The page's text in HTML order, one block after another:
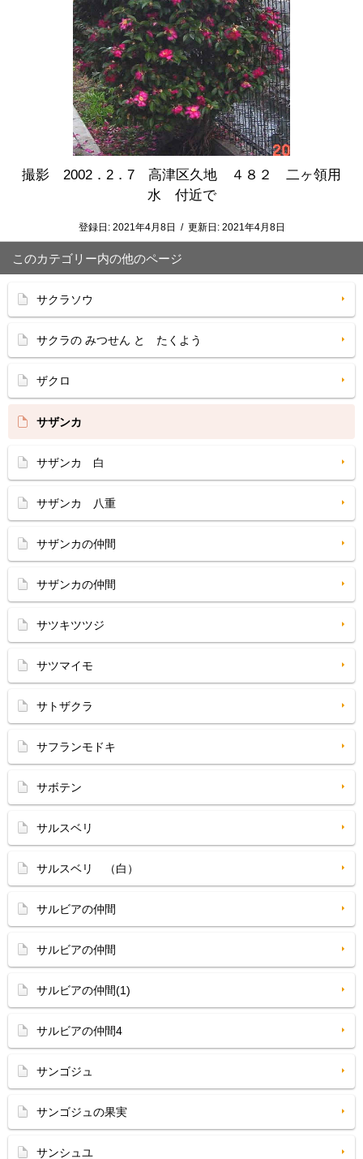
撮影 2002．2．7 高津区久地 ４８２ 二ヶ領用
水 付近で
登録日: 2021年4月8日 / 更新日: 2021年4月8日
このカテゴリー内の他のページ
サクラソウ
サクラの みつせん と たくよう
ザクロ
サザンカ
サザンカ 白
サザンカ 八重
サザンカの仲間
サザンカの仲間
サツキツツジ
サツマイモ
サトザクラ
サフランモドキ
サボテン
サルスベリ
サルスベリ （白）
サルビアの仲間
サルビアの仲間
サルビアの仲間(1)
サルビアの仲間4
サンゴジュ
サンゴジュの果実
サンシュユ